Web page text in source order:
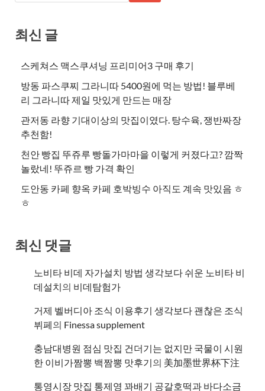
최신 글
스케쳐스 맥스쿠셔닝 프리미어3 구매 후기
방동 파스쿠찌 그라니따 5400원에 먹는 방법! 블루베
리 그라니따 제일 맛있게 만드는 매장
관저동 라향 기대이상의 맛집이였다. 탕수육, 쟁반짜장
추천함!
천안 빵집 뚜쥬루 빵돌가마마을 이렇게 커졌다고? 깜짝
놀랐네! 뚜쥬르 빵 가격 확인
도안동 카페 향옥 카페 호박빙수 아직도 계속 맛있음 ㅎ
ㅎ
최신 댓글
노비타 비데 자가설치 방법 생각보다 쉬운 노비타 비
데설치의 비데탐험가
거제 벨버디아 조식 이용후기 생각보다 괜찮은 조식
뷔페의 ​Finessa supplement
충남대병원 점심 맛집 건더기는 없지만 국물이 시원
한 이비가짬뽕 백짬뽕 맛후기의 美加墨世界杯下注
통영시장 맛집 통제영 꽈배기 공갈호떡과 바다소금